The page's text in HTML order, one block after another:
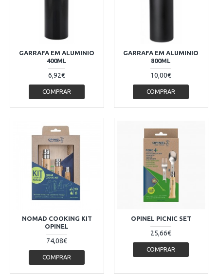
GARRAFA EM ALUMINIO
400ML
6,92€
COMPRAR
GARRAFA EM ALUMINIO
800ML
10,00€
COMPRAR
NOMAD COOKING KIT
OPINEL
74,08€
COMPRAR
OPINEL PICNIC SET
25,66€
COMPRAR